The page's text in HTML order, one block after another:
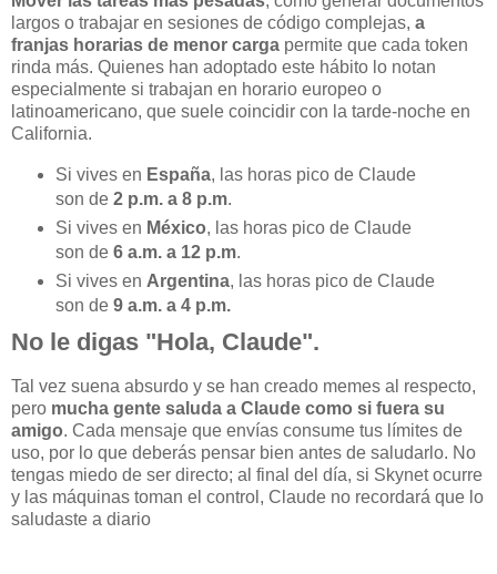
largos o trabajar en sesiones de código complejas, a
franjas horarias de menor carga permite que cada token
rinda más. Quienes han adoptado este hábito lo notan
especialmente si trabajan en horario europeo o
latinoamericano, que suele coincidir con la tarde-noche en
California.
Si vives en España, las horas pico de Claude
son de 2 p.m. a 8 p.m.
Si vives en México, las horas pico de Claude
son de 6 a.m. a 12 p.m.
Si vives en Argentina, las horas pico de Claude
son de 9 a.m. a 4 p.m.
No le digas "Hola, Claude".
Tal vez suena absurdo y se han creado memes al respecto,
pero mucha gente saluda a Claude como si fuera su
amigo. Cada mensaje que envías consume tus límites de
uso, por lo que deberás pensar bien antes de saludarlo. No
tengas miedo de ser directo; al final del día, si Skynet ocurre
y las máquinas toman el control, Claude no recordará que lo
saludaste a diario